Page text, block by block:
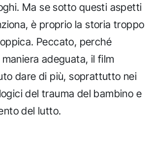
Ma se sotto questi aspetti
è proprio la storia troppo
Peccato, perché
adeguata, il film
dare di più, soprattutto nei
del trauma del bambino e
del lutto.